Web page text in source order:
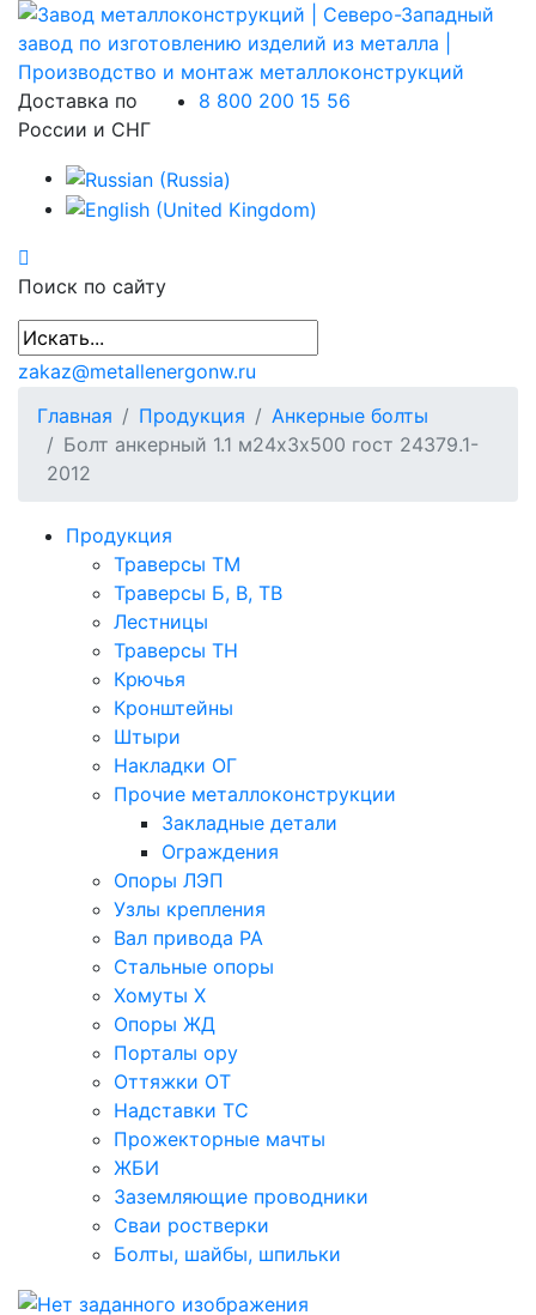
Доставка по
России и СНГ
8 800 200 15 56
Поиск по сайту
zakaz@metallenergonw.ru
Главная
Продукция
Анкерные болты
Болт анкерный 1.1 м24х3х500 гост 24379.1-
2012
Продукция
Траверсы ТМ
Траверсы Б, В, ТВ
Лестницы
Траверсы ТН
Крючья
Кронштейны
Штыри
Накладки ОГ
Прочие металлоконструкции
Закладные детали
Ограждения
Опоры ЛЭП
Узлы крепления
Вал привода РА
Стальные опоры
Хомуты Х
Опоры ЖД
Порталы ору
Оттяжки ОТ
Надставки ТС
Прожекторные мачты
ЖБИ
Заземляющие проводники
Сваи ростверки
Болты, шайбы, шпильки